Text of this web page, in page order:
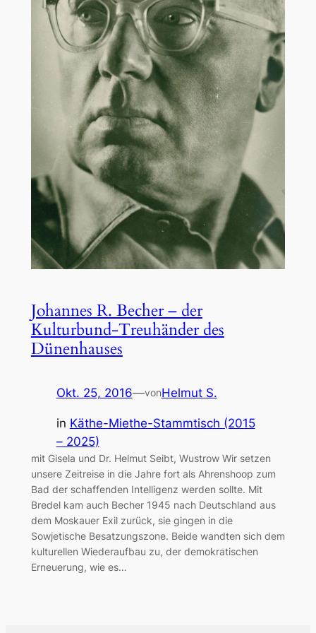
Johannes R. Becher – der
Kulturbund-Treuhänder des
Dünenhauses
Okt. 25, 2016—vonHelmut S.
in Käthe-Miethe-Stammtisch (2015
– 2025)
mit Gisela und Dr. Helmut Seibt, Wustrow Wir setzen
unsere Zeitreise in die Jahre fort als Ahrenshoop zum
Bad der schaffenden Intelligenz werden sollte. Mit
Bredel kam auch Becher 1945 nach Deutschland aus
dem Moskauer Exil zurück, sie gingen in die
Sowjetische Besatzungszone. Beide wandten sich dem
kulturellen Wiederaufbau zu, der demokratischen
Erneuerung, wie es…